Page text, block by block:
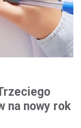
na nowy rok